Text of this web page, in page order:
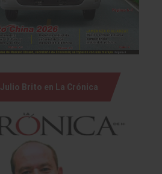
Julio Brito en La Crónica